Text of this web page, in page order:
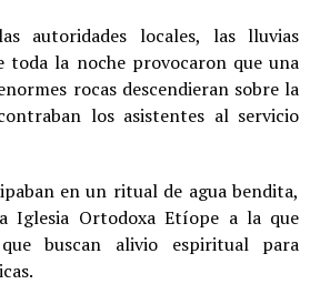
autoridades locales, las lluvias
toda la noche provocaron que una
rocas descendieran sobre la
los asistentes al servicio
en un ritual de agua bendita,
Iglesia Ortodoxa Etíope a la que
buscan alivio espiritual para